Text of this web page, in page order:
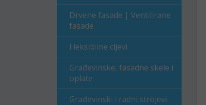
Drvene fasade | Ventilirane
fasade
Fleksibilne cijevi
Građevinske, fasadne skele i
oplate
Građevinski i radni strojevi